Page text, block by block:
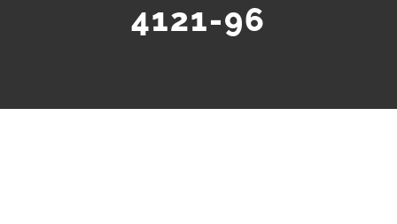
4121-96